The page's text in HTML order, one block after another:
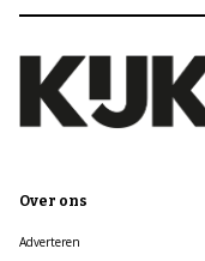
Over ons
Adverteren